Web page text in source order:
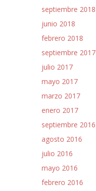
septiembre 2018
junio 2018
febrero 2018
septiembre 2017
julio 2017
mayo 2017
marzo 2017
enero 2017
septiembre 2016
agosto 2016
julio 2016
mayo 2016
febrero 2016